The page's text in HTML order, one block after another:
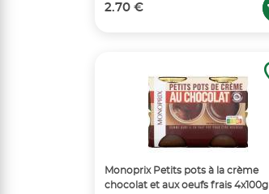
2.70 €
Monoprix Petits pots à la crème
chocolat et aux oeufs frais 4x100g